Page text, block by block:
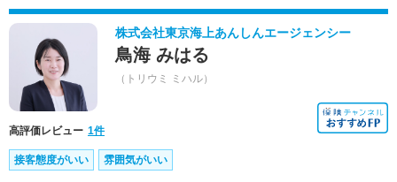
株式会社東京海上あんしんエージェンシー
鳥海 みはる
（トリウミ ミハル）
高評価レビュー 1件
接客態度がいい 雰囲気がいい